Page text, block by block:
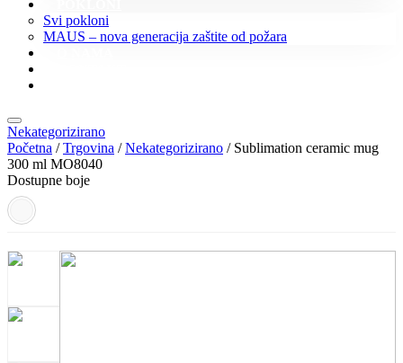
Svi pokloni
MAUS – nova generacija zaštite od požara
Nekategorizirano
Početna /Trgovina /Nekategorizirano / Sublimation ceramic mug
300 ml MO8040
Dostupne boje